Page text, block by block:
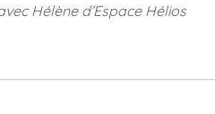
Hélène d’Espace Hélios